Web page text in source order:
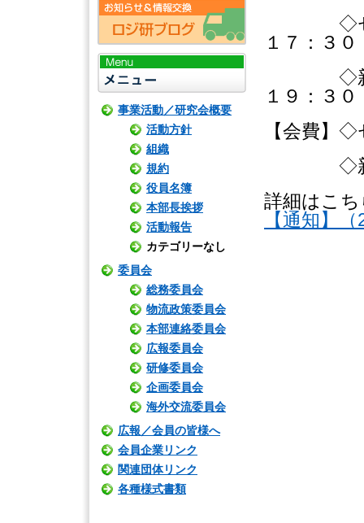
◇セミ
１７：３０
◇新年
１９：３０
【会費】
◇新年
詳細はこ
【通知】
事業活動／研究会概要
活動方針
組織
規約
役員名簿
本部長挨拶
活動報告
カテゴリーなし
委員会
総務委員会
物流政策委員会
本部連絡委員会
広報委員会
研修委員会
企画委員会
海外交流委員会
広報／会員の皆様へ
会員企業リンク
関連団体リンク
各種様式書類